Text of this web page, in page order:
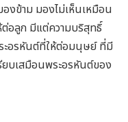
งข้าม มองไม่เห็นเหมือน
อลูก มีแต่ความบริสุทธิ์
ะอรหันต์ที่ให้ต่อมนุษย์ ที่มี
บเสมือนพระอรหันต์ของ